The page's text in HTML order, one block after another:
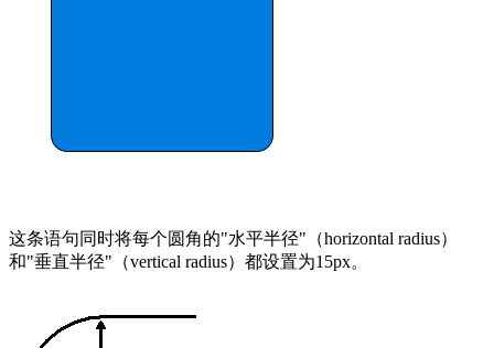
这条语句同时将每个圆角的"水平半径"（horizontal radius）
和"垂直半径"（vertical radius）都设置为15px。